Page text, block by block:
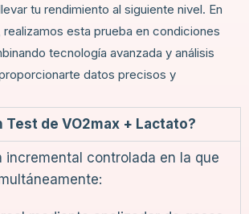
tu rendimiento al siguiente nivel. En
realizamos esta prueba en condiciones
tecnología avanzada y análisis
datos precisos y
Test de VO2max + Lactato?
incremental controlada en la que